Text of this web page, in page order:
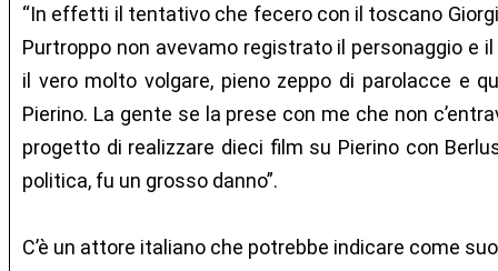
“In effetti il tentativo che fecero con il toscano
Purtroppo non avevamo registrato il personaggio e
il vero molto volgare, pieno zeppo di parolacce e
Pierino. La gente se la prese con me che non
progetto di realizzare dieci film su Pierino con
politica, fu un grosso danno”.
C’è un attore italiano che potrebbe indicare come